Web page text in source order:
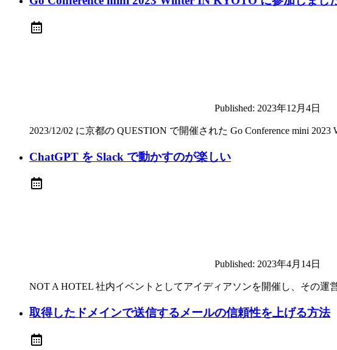
Published: 2023年12月4日
2023/12/02 に京都の QUESTION で開催された Go Conference mini
ChatGPT を Slack で動かすのが楽しい
Published: 2023年4月14日
NOT A HOTEL 社内イベントとしてアイディアソンを開催し、その運
取得したドメインで送信するメールの信頼性を上げる方法